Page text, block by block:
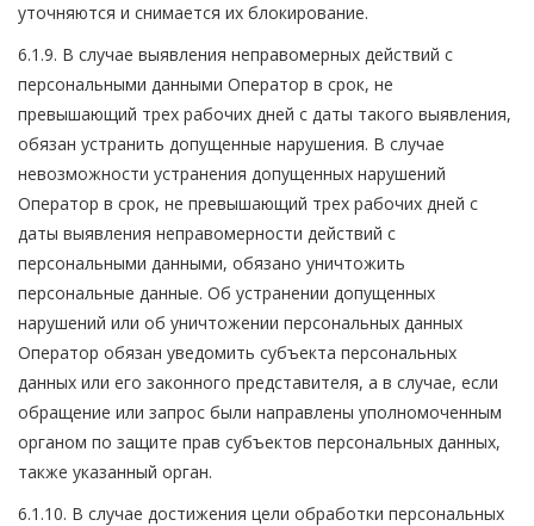
уточняются и снимается их блокирование.
6.1.9. В случае выявления неправомерных действий с
персональными данными Оператор в срок, не
превышающий трех рабочих дней с даты такого выявления,
обязан устранить допущенные нарушения. В случае
невозможности устранения допущенных нарушений
Оператор в срок, не превышающий трех рабочих дней с
даты выявления неправомерности действий с
персональными данными, обязано уничтожить
персональные данные. Об устранении допущенных
нарушений или об уничтожении персональных данных
Оператор обязан уведомить субъекта персональных
данных или его законного представителя, а в случае, если
обращение или запрос были направлены уполномоченным
органом по защите прав субъектов персональных данных,
также указанный орган.
6.1.10. В случае достижения цели обработки персональных